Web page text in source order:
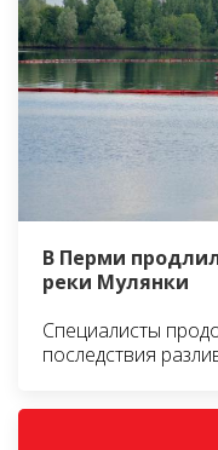
В Перми
реки Мулянки
Специалисты
последствия